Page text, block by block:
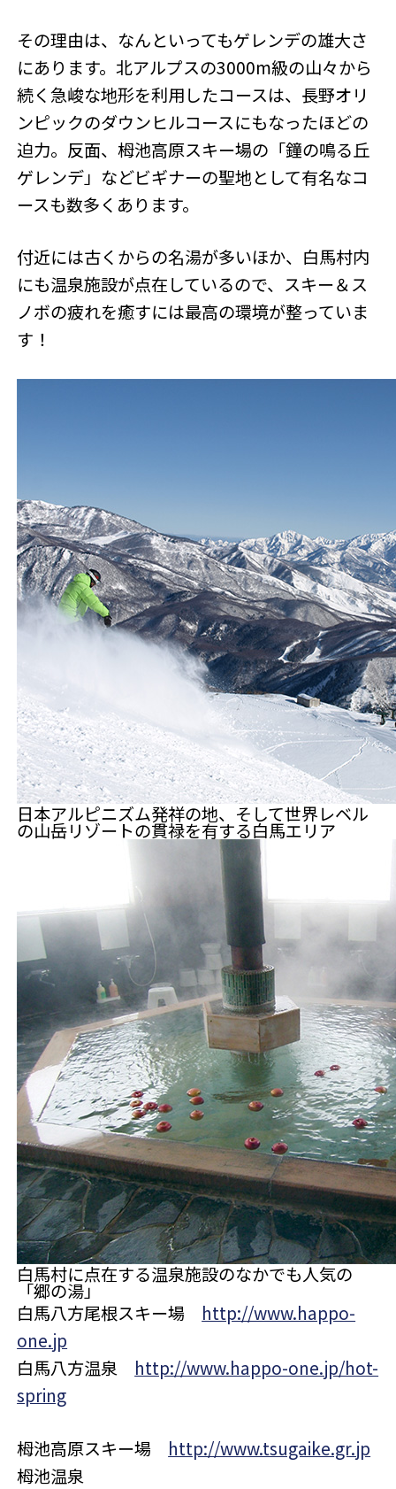
その理由は、なんといってもゲレンデの雄大さ
にあります。北アルプスの3000m級の山々から
続く急峻な地形を利用したコースは、長野オリ
ンピックのダウンヒルコースにもなったほどの
迫力。反面、栂池高原スキー場の「鐘の鳴る丘
ゲレンデ」などビギナーの聖地として有名なコ
ースも数多くあります。
付近には古くからの名湯が多いほか、白馬村内
にも温泉施設が点在しているので、スキー＆ス
ノボの疲れを癒すには最高の環境が整っていま
す！
日本アルピニズム発祥の地、そして世界レベル
の山岳リゾートの貫禄を有する白馬エリア
白馬村に点在する温泉施設のなかでも人気の
「郷の湯」
白馬八方尾根スキー場 http://www.happo-
one.jp
白馬八方温泉 http://www.happo-one.jp/hot-
spring
栂池高原スキー場 http://www.tsugaike.gr.jp
栂池温泉